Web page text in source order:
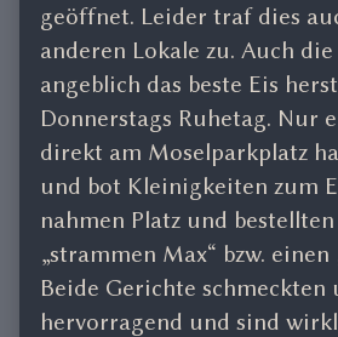
geöffnet. Leider traf dies
anderen Lokale zu. Auch
angeblich das beste Eis
Donnerstags Ruhetag. Nur
direkt am Moselparkplatz
und bot Kleinigkeiten zum
nahmen Platz und
„strammen Max“ bzw. einen
Beide Gerichte schmeckten
hervorragend und sind